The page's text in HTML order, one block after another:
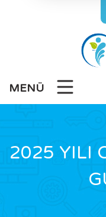
MENÜ
2025 YILI